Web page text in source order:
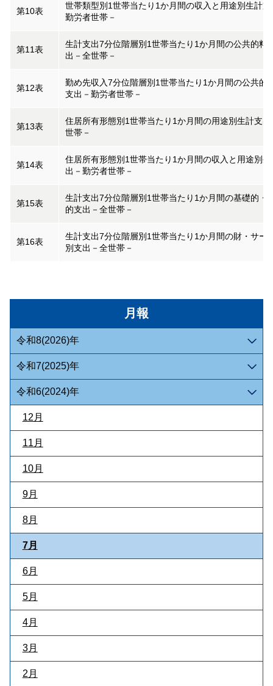
月報
令和8(2026)年
令和7(2025)年
令和6(2024)年
12月
11月
10月
9月
8月
7月
6月
5月
4月
3月
2月
第10表
世帯類型別1世帯当たり1か月間の収入と用途別生計支
勤労者世帯－
第11表
生計支出7分位階層別1世帯当たり1か月間の公共的料
出－全世帯－
第12表
勤め先収入7分位階層別1世帯当たり1か月間の公共的
支出－勤労者世帯－
第13表
住居所有形態別1世帯当たり1か月間の用途別生計支出
世帯－
第14表
住居所有形態別1世帯当たり1か月間の収入と用途別生
出－勤労者世帯－
第15表
生計支出7分位階層別1世帯当たり1か月間の基礎的・
的支出－全世帯－
第16表
生計支出7分位階層別1世帯当たり1か月間の財・サー
別支出－全世帯－